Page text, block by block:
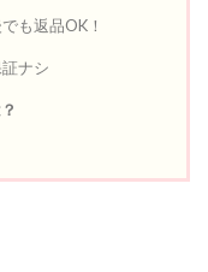
も返品OK！
ナシ